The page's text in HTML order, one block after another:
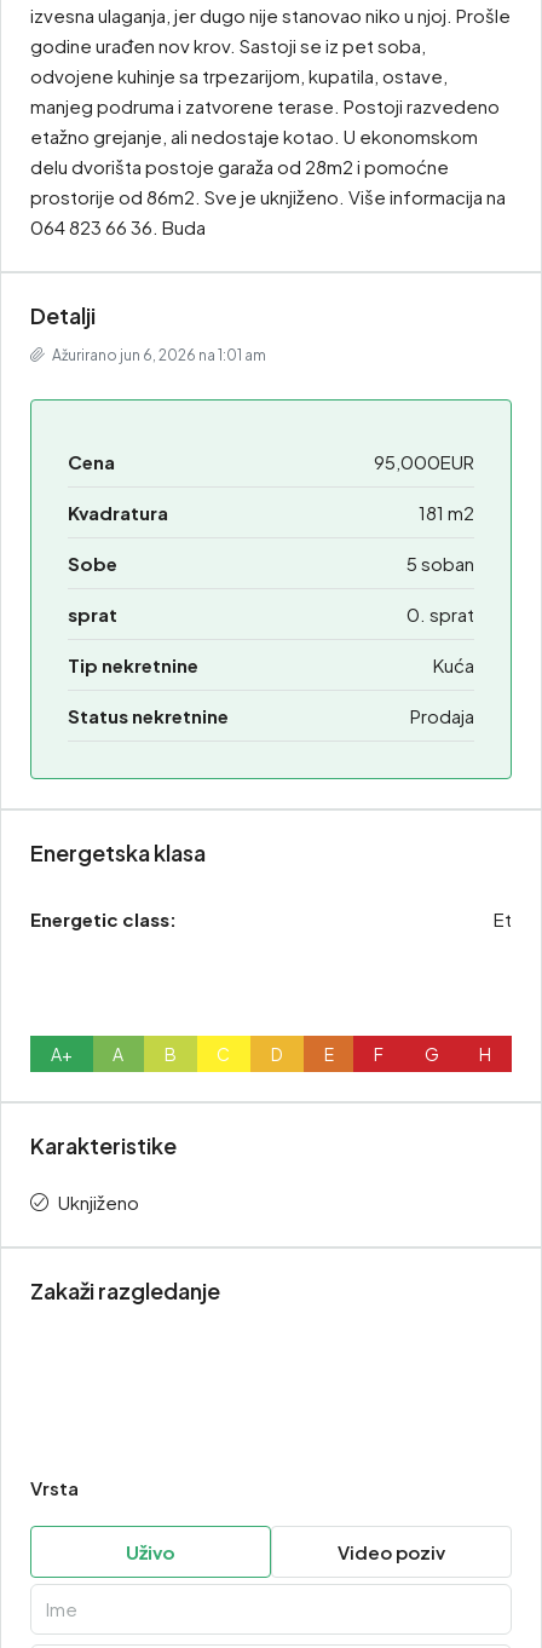
izvesna ulaganja, jer dugo nije stanovao niko u njoj. Prošle
godine urađen nov krov. Sastoji se iz pet soba,
odvojene kuhinje sa trpezarijom, kupatila, ostave,
manjeg podruma i zatvorene terase. Postoji razvedeno
etažno grejanje, ali nedostaje kotao. U ekonomskom
delu dvorišta postoje garaža od 28m2 i pomoćne
prostorije od 86m2. Sve je uknjiženo. Više informacija na
064 823 66 36. Buda
Detalji
Ažurirano jun 6, 2026 na 1:01 am
Cena 95,000EUR
Kvadratura 181 m2
Sobe 5 soban
sprat 0. sprat
Tip nekretnine Kuća
Status nekretnine Prodaja
Energetska klasa
Energetic class: Et
A+ A B C D E F G H
Karakteristike
Uknjiženo
Zakaži razgledanje
Vrsta
Uživo Video poziv